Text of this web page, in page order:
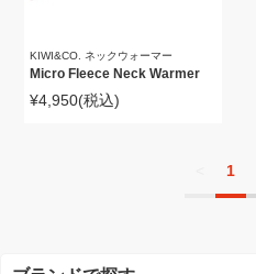
KIWI&CO. ネックウォーマー
Micro Fleece Neck Warmer
¥4,950(税込)
1